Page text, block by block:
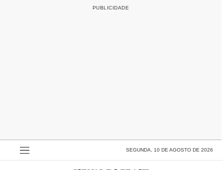
SEGUNDA, 10 DE AGOSTO DE 2026